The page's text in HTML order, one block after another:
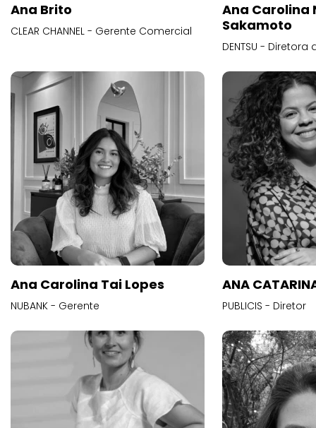
Ana Brito
CLEAR CHANNEL - Gerente Comercial
Ana Carolina
Sakamoto
DENTSU -
Ana Carolina Tai Lopes
NUBANK - Gerente
ANA
PUBLICIS - Diretor